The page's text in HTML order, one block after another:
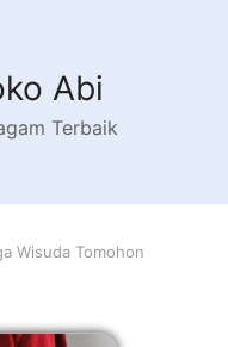
Abi
Terbaik
Wisuda Tomohon